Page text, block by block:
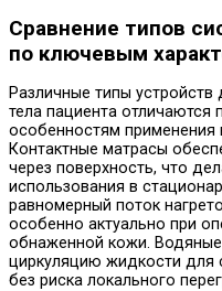
Сравнение типов
по ключевым
Различные типы
тела пациента отличаются
особенностям применения
Контактные матрасы
через поверхность, что
использования в
равномерный поток
особенно актуально при
обнаженной кожи.
циркуляцию жидкости для
без риска локального